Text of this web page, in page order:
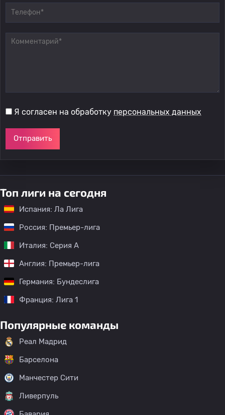
Я согласен на обработку персональных данных
Отправить
Топ лиги на сегодня
Испания: Ла Лига
Россия: Премьер-лига
Италия: Серия А
Англия: Премьер-лига
Германия: Бундеслига
Франция: Лига 1
Популярные команды
Реал Мадрид
Барселона
Манчестер Сити
Ливерпуль